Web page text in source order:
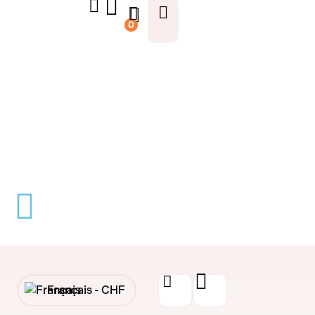
0
Français - CHF